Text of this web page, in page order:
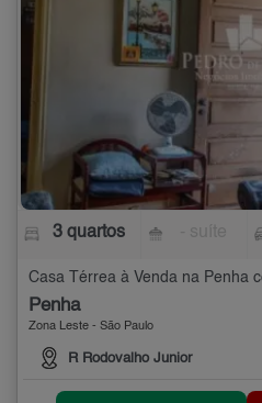
3 quartos
Casa Térrea à Venda na Penha
Penha
Zona Leste - São Paulo
R Rodovalho Junior